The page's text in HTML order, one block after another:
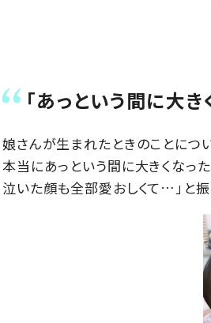
「あっという間に大き
娘さんが生まれたときのことにつ
本当にあっという間に大きくなっ
泣いた顔も全部愛おしくて…」と振